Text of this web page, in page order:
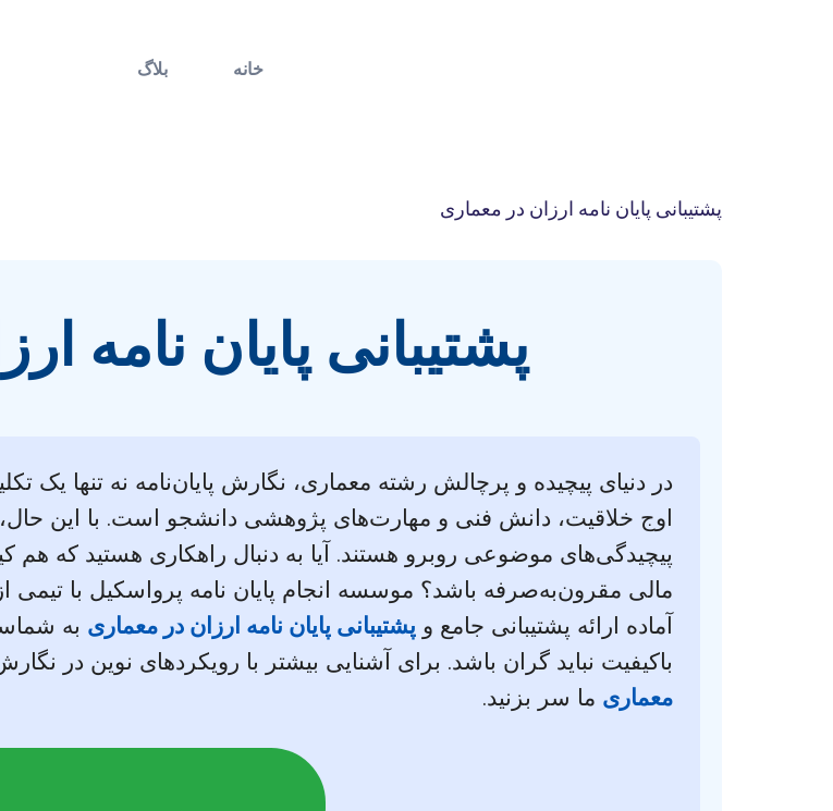
خانه بلاگ
پشتیبانی پایان نامه ارزان در معماری
پشتیبانی پایان نامه
در دنیای پیچیده و پرچالش رشته معماری، نگارش پایان‌نامه نه تنها یک
اوج خلاقیت، دانش فنی و مهارت‌های پژوهشی دانشجو است. با این حال،
پیچیدگی‌های موضوعی روبرو هستند. آیا به دنبال راهکاری هستید که
مالی مقرون‌به‌صرفه باشد؟ موسسه انجام پایان نامه پرواسکیل با
آماده ارائه پشتیبانی جامع و پشتیبانی پایان نامه ارزان در معماری به
باکیفیت نباید گران باشد. برای آشنایی بیشتر با رویکردهای نوین در نگارش
معماری ما سر بزنید.